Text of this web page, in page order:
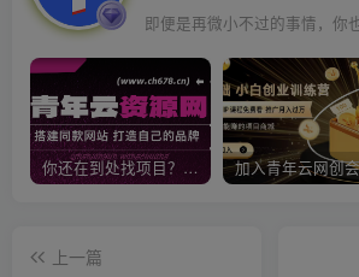
你还在到处找项目？还在当韭菜？我靠卖项目一个月收入5万+，曾经我也是个失败者。
上一篇